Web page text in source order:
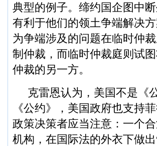
典型的例子。缔约国企图中
有利于他们的领土争端解决
为争端涉及的问题在临时仲
制仲裁，而临时仲裁庭则试
仲裁的另一方。
克雷恩认为，美国不是《
《公约》，美国政府也支持
政策决策者应当注意：一个
机构，在国际法的外衣下做